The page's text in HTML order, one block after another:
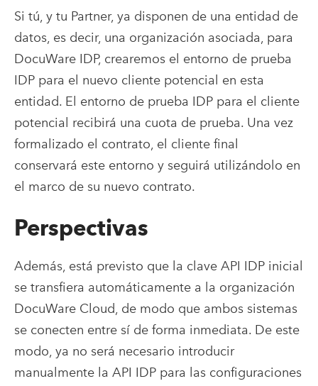
Si tú, y tu Partner, ya disponen de una entidad de
datos, es decir, una organización asociada, para
DocuWare IDP, crearemos el entorno de prueba
IDP para el nuevo cliente potencial en esta
entidad. El entorno de prueba IDP para el cliente
potencial recibirá una cuota de prueba. Una vez
formalizado el contrato, el cliente final
conservará este entorno y seguirá utilizándolo en
el marco de su nuevo contrato.
Perspectivas
Además, está previsto que la clave API IDP inicial
se transfiera automáticamente a la organización
DocuWare Cloud, de modo que ambos sistemas
se conecten entre sí de forma inmediata. De este
modo, ya no será necesario introducir
manualmente la API IDP para las configuraciones